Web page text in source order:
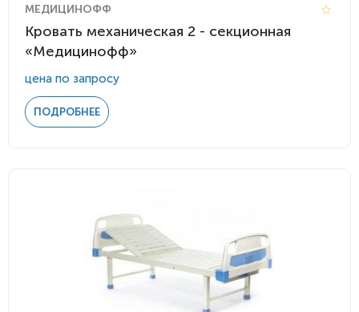
МЕДИЦИНОФФ
Кровать механическая 2 - секционная
«Медицинофф»
цена по запросу
ПОДРОБНЕЕ